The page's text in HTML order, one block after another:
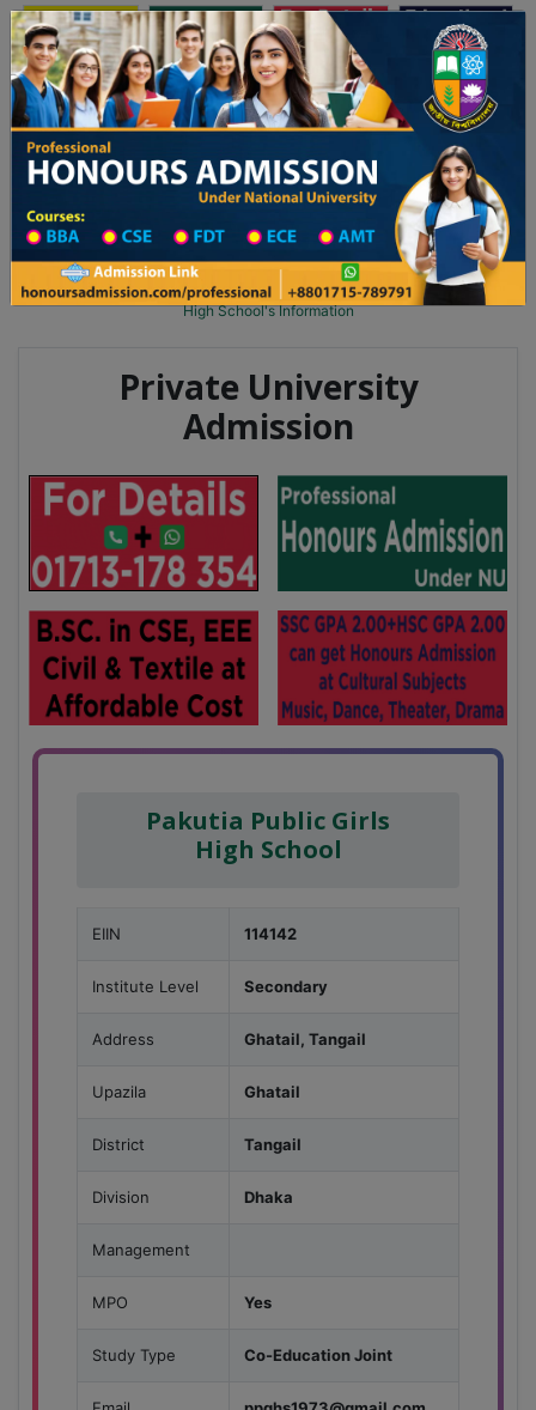
Toggle navigation অনার্স ভর্তি প্রফেশনাল অনার্স
Updates
২৬ শিক্ষাবর্ষের ১ম বর্ষের ভর্তি আবেদন বিজ্ঞপ্তি ঢাকা বিশ্ববিদ্যালয় ২০২৫-২৬ শিক্ষাবর্ষে
School Category
High School in Tangail Wise
High School List
High School's Information
Private University
Admission
Pakutia Public Girls
High School
EIIN 114142
Institute Level Secondary
Address Ghatail, Tangail
Upazila Ghatail
District Tangail
Division Dhaka
Management
MPO Yes
Study Type Co-Education Joint